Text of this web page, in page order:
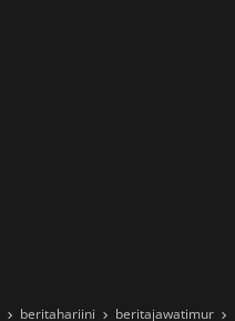
beritahariini beritajawatimur